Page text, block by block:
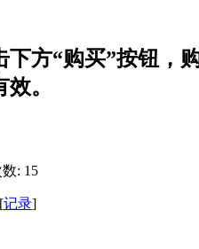
下方“购买”按钮，
。
: 15
[记录]